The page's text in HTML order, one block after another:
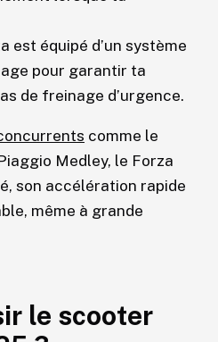
est équipé d’un système
pour garantir ta
de freinage d’urgence.
comme le
Medley, le Forza
son accélération rapide
même à grande
le scooter